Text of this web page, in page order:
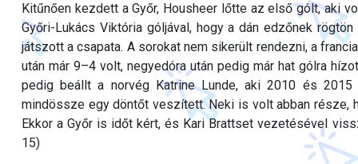
Kitűnően kezdett a Győr, Housheer lőtte az első gólt, aki
Győri-Lukács Viktória góljával, hogy a dán edzőnek
játszott a csapata. A sorokat nem sikerült rendezni, a
után már 9–4 volt, negyedóra után pedig már hat gólra
pedig beállt a norvég Katrine Lunde, aki 2010 és
mindössze egy döntőt veszített. Neki is volt abban része,
Ekkor a Győr is időt kért, és Kari Brattset vezetésével
15)